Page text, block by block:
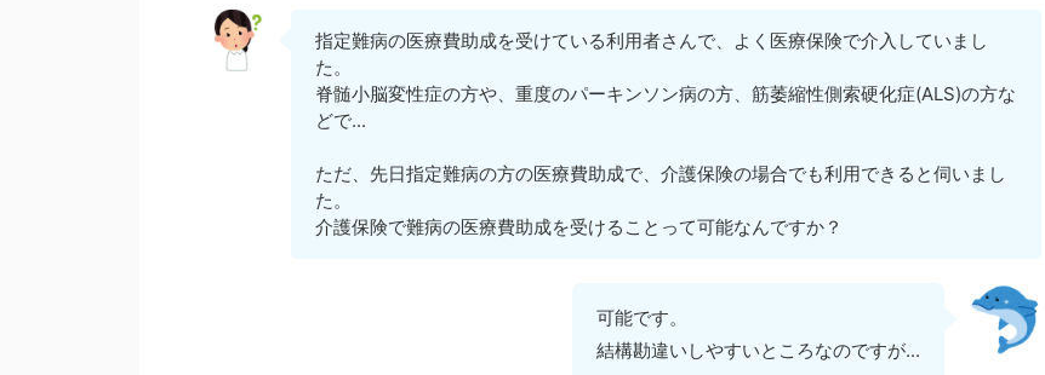
指定難病の医療費助成を受けている利用者さんで、よく医療保険で介入していまし
た。
脊髄小脳変性症の方や、重度のパーキンソン病の方、筋萎縮性側索硬化症(ALS)の方な
どで...
ただ、先日指定難病の方の医療費助成で、介護保険の場合でも利用できると伺いまし
た。
介護保険で難病の医療費助成を受けることって可能なんですか？
可能です。
結構勘違いしやすいところなのですが...